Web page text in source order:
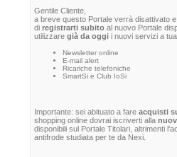
Gentile Cliente,
a breve questo Portale verrà disattivato
diregistrarti subitoal nuovo Portale
utilizzare già da oggii nuovi servizi a
Newsletter online
E-mail alert
Ricariche telefoniche
SmartSi e Club IoSi
Importante: sei abituato a fare acquisti
shopping online dovrai iscriverti alla
disponibili sul Portale Titolari, altrimenti
antifrode studiata per te da Nexi.